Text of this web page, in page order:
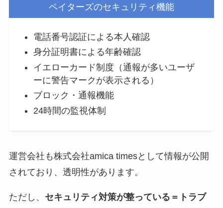
ペイターズのセキュリティ機能
電話番号認証による本人確認
身分証明書による年齢確認
イエローカード制度（通報が多いユーザ
ーに警告マークが表示される）
ブロック・通報機能
24時間の監視体制
運営会社も株式会社amica timesとして情報が公開
されており、透明性があります。
ただし、 セキュリティ対策が整っている＝トラブ